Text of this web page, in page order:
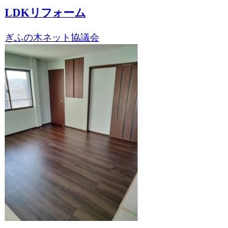
LDKリフォーム
ぎふの木ネット協議会